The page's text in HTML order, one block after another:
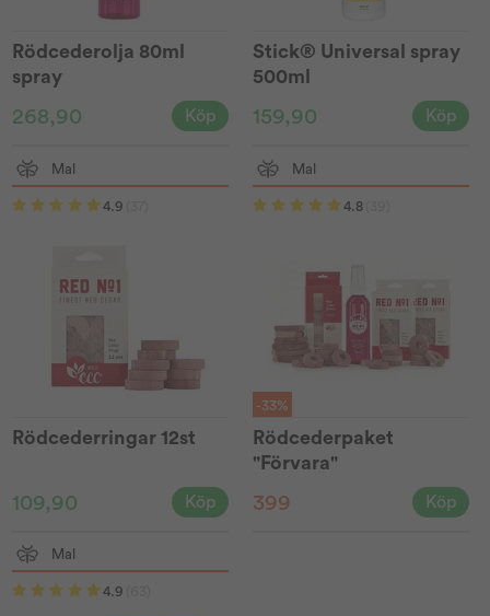
Rödcederolja 80ml
spray
268,90 Köp
Stick® Universal spray
500ml
159,90 Köp
Mal
4.9
Rödcederringar 12st
109,90 Köp
Mal
4.8
-33%
Rödcederpaket
"Förvara"
399 Köp
Mal
4.9